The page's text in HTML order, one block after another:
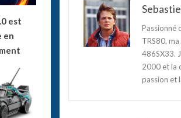
Passionné
TRS80,
486SX33.
2000 et la
passion et
est
en